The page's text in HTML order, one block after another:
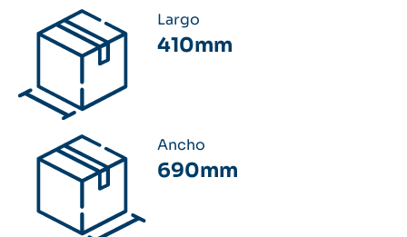
Largo
410mm
Ancho
690mm